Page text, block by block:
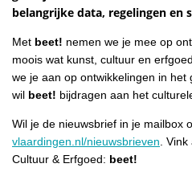
belangrijke data, regelingen en
Met beet! nemen we je mee op
moois wat kunst, cultuur en
we je aan op ontwikkelingen in het
wil beet! bijdragen aan het
Wil je de nieuwsbrief in je mailbox
vlaardingen.nl/nieuwsbrieven .
Cultuur & Erfgoed: beet!